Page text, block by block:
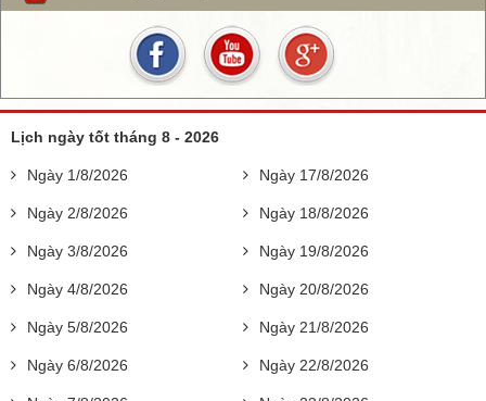
Lịch ngày tốt tháng 8 - 2026
Ngày 1/8/2026
Ngày 2/8/2026
Ngày 3/8/2026
Ngày 4/8/2026
Ngày 5/8/2026
Ngày 6/8/2026
Ngày 17/8/2026
Ngày 18/8/2026
Ngày 19/8/2026
Ngày 20/8/2026
Ngày 21/8/2026
Ngày 22/8/2026